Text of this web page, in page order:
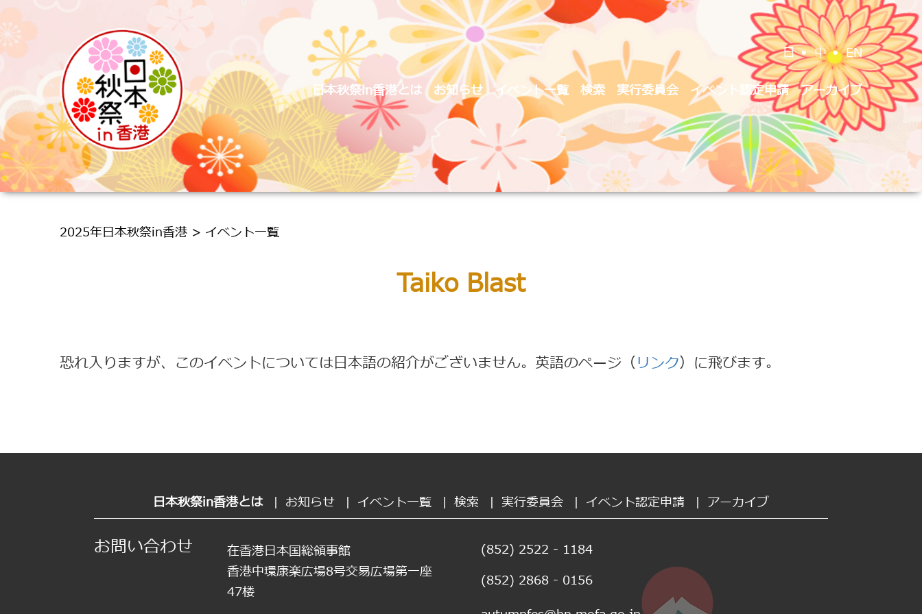
日 • 中 • EN
日本秋祭in香港とは お知らせ イベント一覧 検索 実行委員会 イベント認定申請 アーカイブ
2025年日本秋祭in香港 > イベント一覧
Taiko Blast
恐れ入りますが、このイベントについては日本語の紹介がございません。英語のページ（リンク）に飛びます。
日本秋祭in香港とは | お知らせ | イベント一覧 | 検索 | 実行委員会 | イベント認定申請 | アーカイブ
お問い合わせ
在香港日本国総領事館
香港中環康楽広場8号交易広場第一座
47楼
(852) 2522 - 1184
(852) 2868 - 0156